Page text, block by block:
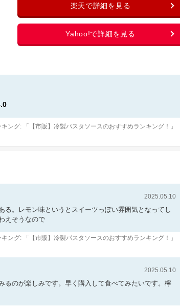
ング: 「 【市販】冷製パスタソースのおすすめランキング！ 」
2025.05.10
る。レモン味というとスイーツっぽい雰囲気となってし
えそうなので
ング: 「 【市販】冷製パスタソースのおすすめランキング！ 」
2025.05.10
るのが楽しみです。早く購入して食べてみたいです。檸